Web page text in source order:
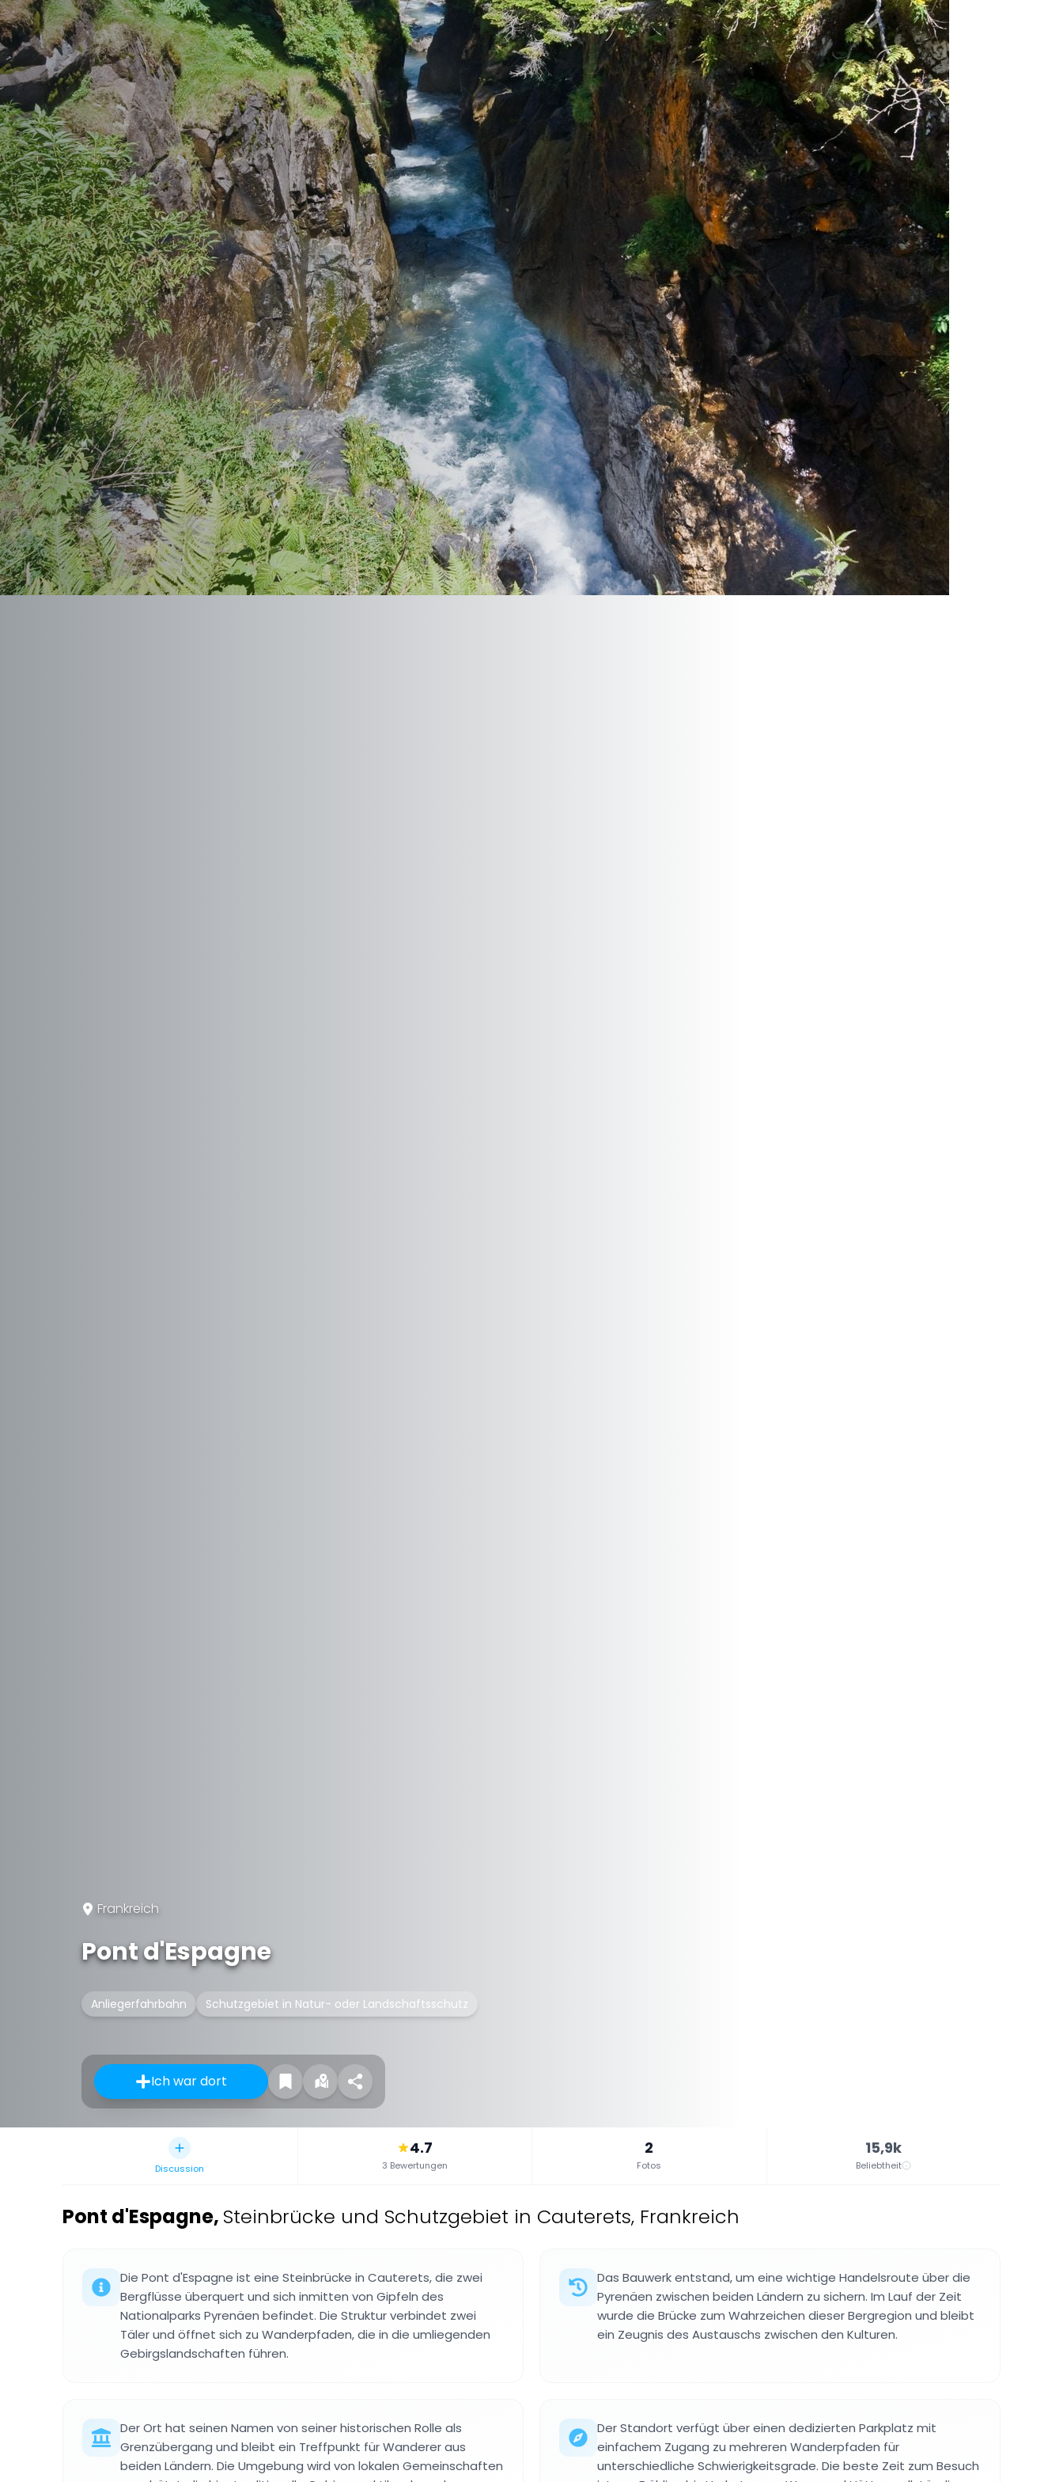
Frankreich
Pont d'Espagne
Anliegerfahrbahn Schutzgebiet in Natur- oder Landschaftsschutz
Ich war dort
Discussion
4.7
3 Bewertungen
2
Fotos
15,9k
Beliebtheit
Pont d'Espagne, Steinbrücke und Schutzgebiet in Cauterets, Frankreich
Die Pont d'Espagne ist eine Steinbrücke in Cauterets, die zwei
Bergflüsse überquert und sich inmitten von Gipfeln des
Nationalparks Pyrenäen befindet. Die Struktur verbindet zwei
Täler und öffnet sich zu Wanderpfaden, die in die umliegenden
Gebirgslandschaften führen.
Das Bauwerk entstand, um eine wichtige Handelsroute über die
Pyrenäen zwischen beiden Ländern zu sichern. Im Lauf der Zeit
wurde die Brücke zum Wahrzeichen dieser Bergregion und bleibt
ein Zeugnis des Austauschs zwischen den Kulturen.
Der Ort hat seinen Namen von seiner historischen Rolle als
Grenzübergang und bleibt ein Treffpunkt für Wanderer aus
beiden Ländern. Die Umgebung wird von lokalen Gemeinschaften
Der Standort verfügt über einen dedizierten Parkplatz mit
einfachem Zugang zu mehreren Wanderpfaden für
unterschiedliche Schwierigkeitsgrade. Die beste Zeit zum Besuch